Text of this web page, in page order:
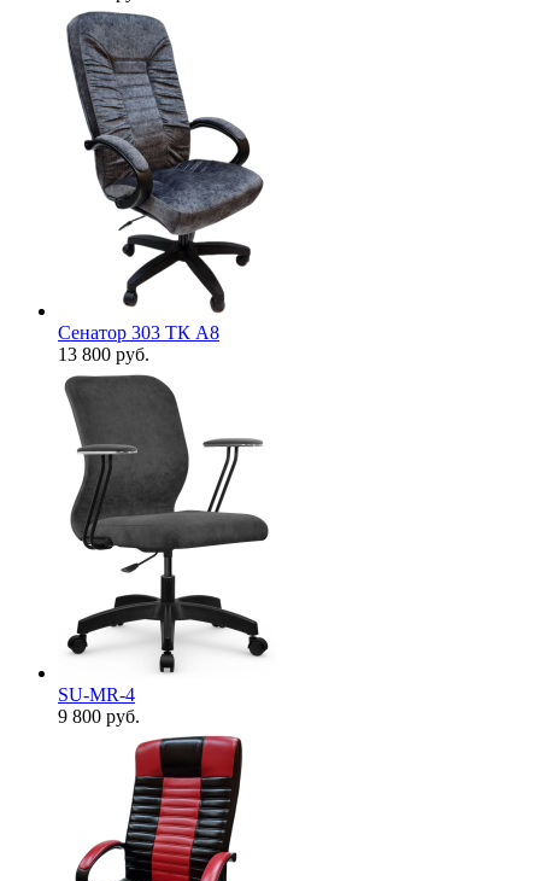
Сенатор 303 ТК А8
13 800 руб.
SU-MR-4
9 800 руб.